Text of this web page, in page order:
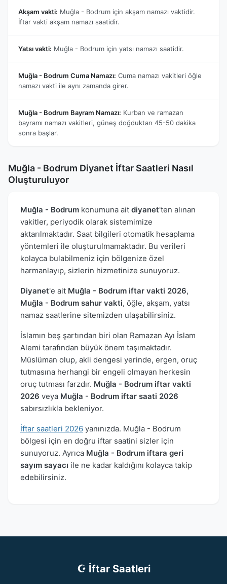
Akşam vakti: Muğla - Bodrum için akşam namazı vaktidir.
İftar vakti akşam namazı saatidir.
Yatsı vakti: Muğla - Bodrum için yatsı namazı saatidir.
Muğla - Bodrum Cuma Namazı: Cuma namazı vakitleri öğle
namazı vakti ile aynı zamanda girer.
Muğla - Bodrum Bayram Namazı: Kurban ve ramazan
bayramı namazı vakitleri, güneş doğduktan 45-50 dakika
sonra başlar.
Muğla - Bodrum Diyanet İftar Saatleri Nasıl
Oluşturuluyor
Muğla - Bodrum konumuna ait diyanet'ten alınan
vakitler, periyodik olarak sistemimize
aktarılmaktadır. Saat bilgileri otomatik hesaplama
yöntemleri ile oluşturulmamaktadır. Bu verileri
kolayca bulabilmeniz için bölgenize özel
harmanlayıp, sizlerin hizmetinize sunuyoruz.
Diyanet'e ait Muğla - Bodrum iftar vakti 2026,
Muğla - Bodrum sahur vakti, öğle, akşam, yatsı
namaz saatlerine sitemizden ulaşabilirsiniz.
İslamın beş şartından biri olan Ramazan Ayı İslam
Alemi tarafından büyük önem taşımaktadır.
Müslüman olup, akli dengesi yerinde, ergen, oruç
tutmasına herhangi bir engeli olmayan herkesin
oruç tutması farzdır. Muğla - Bodrum iftar vakti
2026 veya Muğla - Bodrum iftar saati 2026
sabırsızlıkla bekleniyor.
İftar saatleri 2026 yanınızda. Muğla - Bodrum
bölgesi için en doğru iftar saatini sizler için
sunuyoruz. Ayrıca Muğla - Bodrum iftara geri
sayım sayacı ile ne kadar kaldığını kolayca takip
edebilirsiniz.
☪ İftar Saatleri